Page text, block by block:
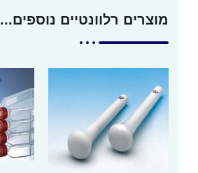
מוצרים רלוונטיים נוספים...